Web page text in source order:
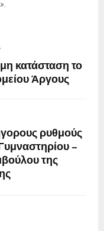
κατάσταση το
Άργους
ρυθμούς
–
της